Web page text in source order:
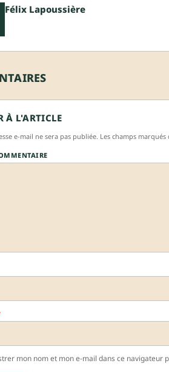
Félix Lapoussière
À L'ARTICLE
e-mail ne sera pas publiée. Les champs
mon nom et mon e-mail dans ce navigateur